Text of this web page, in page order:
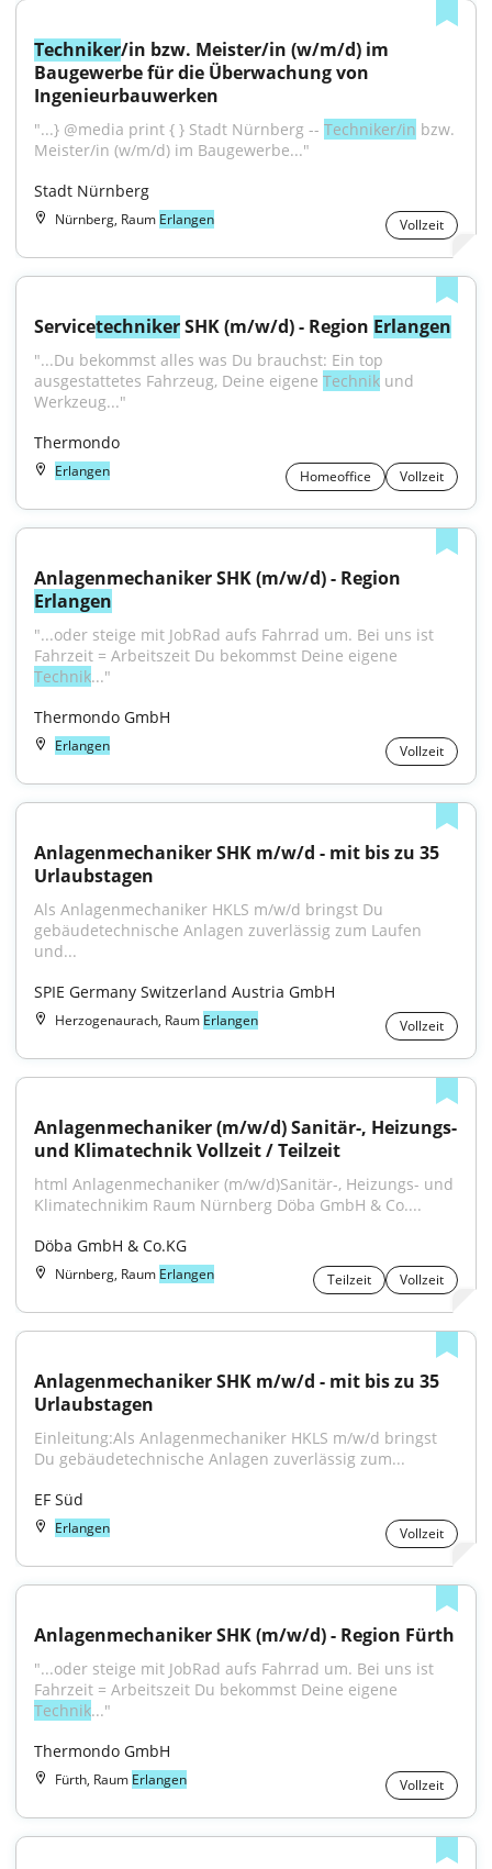
Techniker/in bzw. Meister/in (w/m/d) im
Baugewerbe für die Überwachung von
Ingenieurbauwerken
"...} @media print { } Stadt Nürnberg -- Techniker/in bzw.
Meister/in (w/m/d) im Baugewerbe..."
Stadt Nürnberg
Nürnberg, Raum Erlangen Vollzeit
Servicetechniker SHK (m/w/d) - Region Erlangen
"...Du bekommst alles was Du brauchst: Ein top
ausgestattetes Fahrzeug, Deine eigene Technik und
Werkzeug..."
Thermondo
Erlangen Homeoffice Vollzeit
Erlangen
"...oder steige mit JobRad aufs Fahrrad um. Bei uns ist
Technik..."
Thermondo GmbH
Erlangen Vollzeit
Anlagenmechaniker SHK m/w/d - mit bis zu 35
Urlaubstagen
Als Anlagenmechaniker HKLS m/w/d bringst Du
gebäudetechnische Anlagen zuverlässig zum Laufen
und...
SPIE Germany Switzerland Austria GmbH
Herzogenaurach, Raum Erlangen Vollzeit
Anlagenmechaniker (m/w/d) Sanitär-, Heizungs-
und Klimatechnik Vollzeit / Teilzeit
html Anlagenmechaniker (m/w/d)Sanitär-, Heizungs- und
Klimatechnikim Raum Nürnberg Döba GmbH & Co....
Döba GmbH & Co.KG
Nürnberg, Raum Erlangen Teilzeit Vollzeit
Anlagenmechaniker SHK m/w/d - mit bis zu 35
Urlaubstagen
Einleitung:Als Anlagenmechaniker HKLS m/w/d bringst
Du gebäudetechnische Anlagen zuverlässig zum...
EF Süd
Erlangen Vollzeit
Anlagenmechaniker SHK (m/w/d) - Region Fürth
"...oder steige mit JobRad aufs Fahrrad um. Bei uns ist
Technik..."
Thermondo GmbH
Fürth, Raum Erlangen Vollzeit